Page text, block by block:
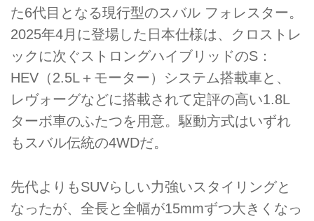
た6代目となる現行型のスバル フォレスター。
2025年4月に登場した日本仕様は、クロストレ
ックに次ぐストロングハイブリッドのS：
HEV（2.5L＋モーター）システム搭載車と、
レヴォーグなどに搭載されて定評の高い1.8L
ターボ車のふたつを用意。駆動方式はいずれ
もスバル伝統の4WDだ。
先代よりもSUVらしい力強いスタイリングと
なったが、全長と全幅が15mmずつ大きくなっ